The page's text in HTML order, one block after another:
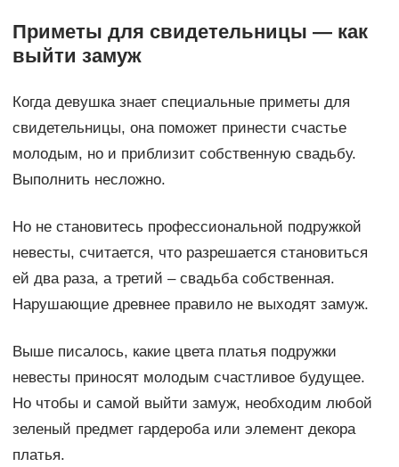
Приметы для свидетельницы — как
выйти замуж
Когда девушка знает специальные приметы для
свидетельницы, она поможет принести счастье
молодым, но и приблизит собственную свадьбу.
Выполнить несложно.
Но не становитесь профессиональной подружкой
невесты, считается, что разрешается становиться
ей два раза, а третий – свадьба собственная.
Нарушающие древнее правило не выходят замуж.
Выше писалось, какие цвета платья подружки
невесты приносят молодым счастливое будущее.
Но чтобы и самой выйти замуж, необходим любой
зеленый предмет гардероба или элемент декора
платья.